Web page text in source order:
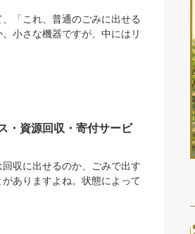
「これ、普通のごみに出せる
小さな機器ですが、中にはリ
・資源回収・寄付サービ
収に出せるのか、ごみで出す
ありますよね。状態によって